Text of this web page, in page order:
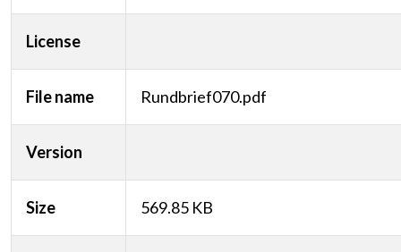
License
File name Rundbrief070.pdf
Version
Size 569.85 KB